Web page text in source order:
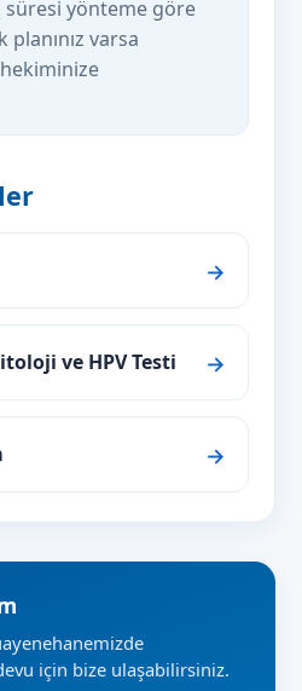
süresi yönteme göre
varsa
ve HPV Testi
için bize ulaşabilirsiniz.